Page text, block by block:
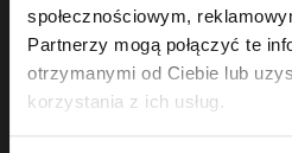
społecznościowym,
Partnerzy mogą połączyć te
otrzymanymi od Ciebie lub
korzystania z ich usług.